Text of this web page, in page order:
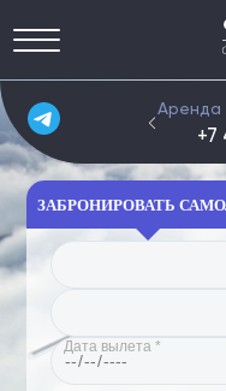
Аренда
+7
ЗАБРОНИРОВАТЬ